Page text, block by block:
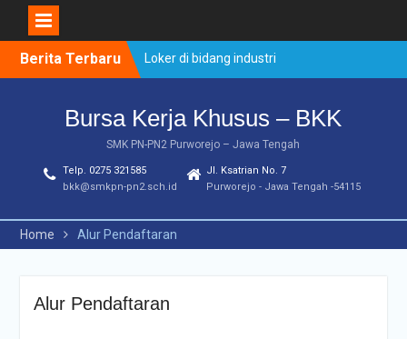
Berita Terbaru
Loker di bidang industri
Loker di PT. Otomotif
Motor ( PT ADM ) :contoh
Bursa Kerja Khusus – BKK
SMK PN-PN2 Purworejo – Jawa Tengah
Telp. 0275 321585
bkk@smkpn-pn2.sch.id
Jl. Ksatrian No. 7
Purworejo - Jawa Tengah -54115
Home Alur Pendaftaran
Alur Pendaftaran